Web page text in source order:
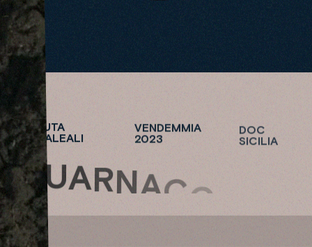
TENUTA
REGALEALI
VENDEMMIA
2023
DOC
SICILIA
GUARNACC
GUARNACCIO
REGALEALI